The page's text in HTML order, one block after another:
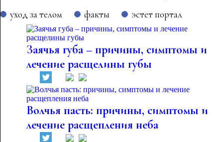
уход за телом
факты эстет портал
Заячья губа – причины, симптомы и
лечение расщелины губы
Волчья пасть: причины, симптомы и
лечение расщепления неба